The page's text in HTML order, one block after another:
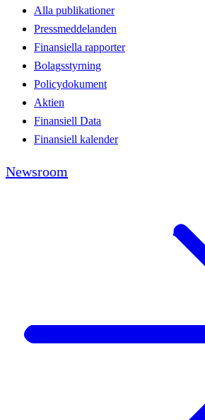
Alla publikationer
Pressmeddelanden
Finansiella rapporter
Bolagsstyrning
Policydokument
Aktien
Finansiell Data
Finansiell kalender
Newsroom